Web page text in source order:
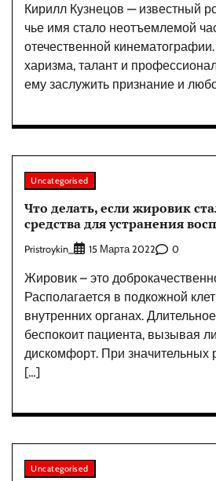
Кирилл Кузнецов — известный
чье имя стало неотъемлемой
отечественной
харизма, талант и
ему заслужить признание и
Uncategorised
Что делать, если жировик
средства для устранения
Pristroykin_ 15 Марта 2022 0
Жировик – это
Располагается в подкожной
внутренних органах.
беспокоит пациента, вызывая
дискомфорт. При значительных
[…]
Uncategorised